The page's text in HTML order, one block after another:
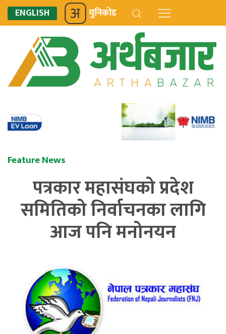
ENGLISH युनिकोड
Feature News
पत्रकार महासंघको प्रदेश
समितिको निर्वाचनका लागि
आज पनि मनोनयन